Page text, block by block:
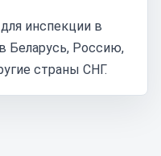
инспекции в
Беларусь, Россию,
страны СНГ.